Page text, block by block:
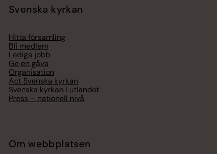
Svenska kyrkan
Hitta församling
Bli medlem
Lediga jobb
Ge en gåva
Organisation
Act Svenska kyrkan
Svenska kyrkan i utlandet
Press – nationell nivå
Om webbplatsen